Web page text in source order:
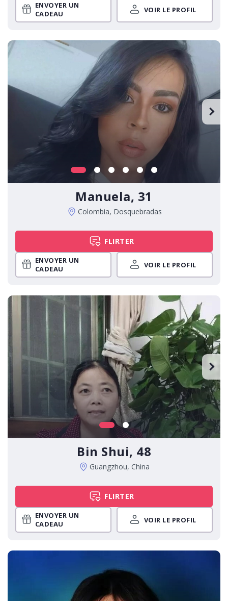
ENVOYER UN
CADEAU
VOIR LE PROFIL
Manuela, 31
Colombia, Dosquebradas
FLIRTER
ENVOYER UN
CADEAU
VOIR LE PROFIL
Bin Shui, 48
Guangzhou, China
FLIRTER
ENVOYER UN
CADEAU
VOIR LE PROFIL